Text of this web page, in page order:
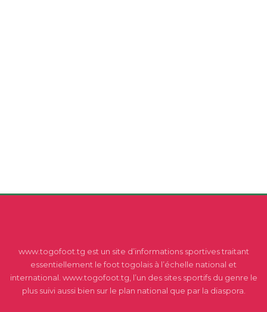
www.togofoot.tg est un site d’informations sportives traitant
essentiellement le foot togolais à l’échelle national et
international. www.togofoot.tg, l’un des sites sportifs du genre le
plus suivi aussi bien sur le plan national que par la diaspora.